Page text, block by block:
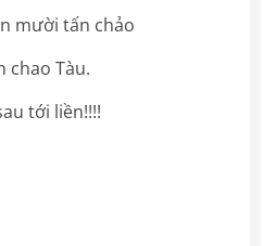
mười tấn chảo
chao Tàu.
tới liền!!!!